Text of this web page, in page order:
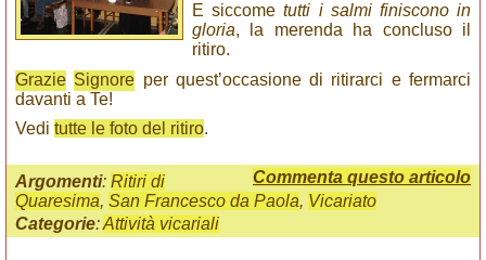
E siccometutti i salmi finiscono in
gloria, la merenda ha concluso il
ritiro.
Grazie Signore per quest’occasione di ritirarci e fermarci
davanti a Te!
Vedi tutte le foto del ritiro.
Commenta questo articolo
Argomenti: Ritiri di
Quaresima, San Francesco da Paola, Vicariato
Categorie:Attività vicariali